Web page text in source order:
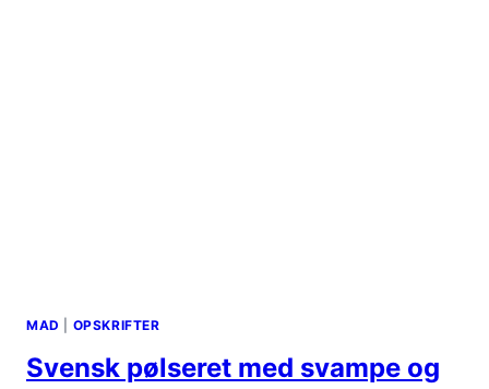
MAD OPSKRIFTER
Svensk pølseret med svampe og